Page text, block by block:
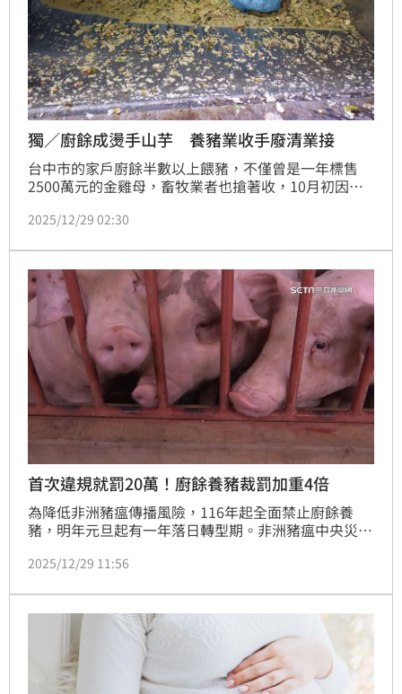
獨／廚餘成燙手山芋 養豬業收手廢清業接
台中市的家戶廚餘半數以上餵豬，不僅曾是一年標售
2500萬元的金雞母，畜牧業者也搶著收，10月初因非
豬，畜牧業者接連退出社區收取，近期爆發沒人收與價
豬業者收送廚餘，且一戶每月7.5公斤不計原有進焚化
廠額度，環保局強調社區廚餘收取費用不會增加反而降
低，3月起會滾動式檢討。
2025/12/29 02:30
首次違規就罰20萬！廚餘養豬裁罰加重4倍
為降低非洲豬瘟傳播風險，116年起全面禁止廚餘養
豬，明年元旦起有一年落日轉型期。非洲豬瘟中央災害
準，未來違規搬運廚餘到養豬場，第1次裁罰鍰金額從
違規直接裁處最高罰鍰100萬元。
2025/12/29 11:56